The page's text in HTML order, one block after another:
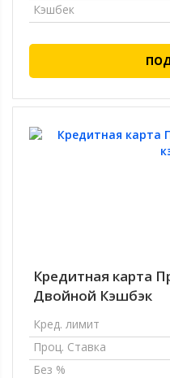
Кэшбек
Кредитная карта
Двойной Кэшбэк
Кред. лимит
Проц. Ставка
Без %